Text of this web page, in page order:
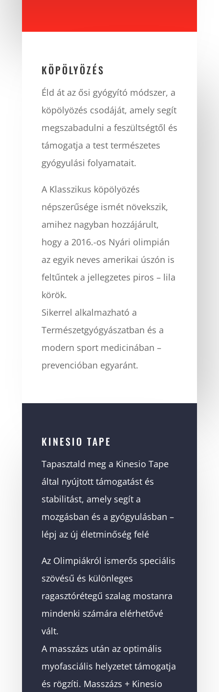
KÖPÖLYÖZÉS
Éld át az ősi gyógyító módszer, a
köpölyözés csodáját, amely segít
megszabadulni a feszültségtől és
támogatja a test természetes
gyógyulási folyamatait.
A Klasszikus köpölyözés
népszerűsége ismét növekszik,
amihez nagyban hozzájárult,
hogy a 2016.-os Nyári olimpián
az egyik neves amerikai úszón is
feltűntek a jellegzetes piros – lila
körök.
Sikerrel alkalmazható a
Természetgyógyászatban és a
modern sport medicinában –
prevencióban egyaránt.
KINESIO TAPE
Tapasztald meg a Kinesio Tape
által nyújtott támogatást és
stabilitást, amely segít a
mozgásban és a gyógyulásban –
lépj az új életminőség felé
Az Olimpiákról ismerős speciális
szövésű és különleges
ragasztórétegű szalag mostanra
mindenki számára elérhetővé
vált.
A masszázs után az optimális
myofasciális helyzetet támogatja
és rögzíti. Masszázs + Kinesio